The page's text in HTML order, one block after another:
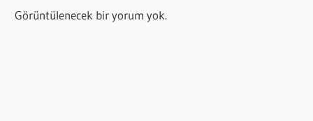
Görüntülenecek bir yorum yok.